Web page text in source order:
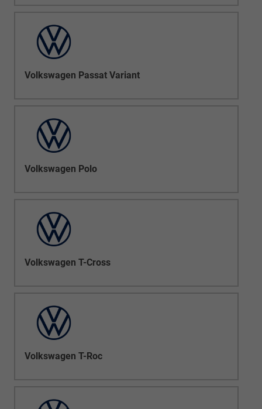
Volkswagen Passat Variant
Volkswagen Polo
Volkswagen T-Cross
Volkswagen T-Roc